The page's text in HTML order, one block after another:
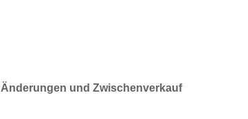
und Zwischenverkauf